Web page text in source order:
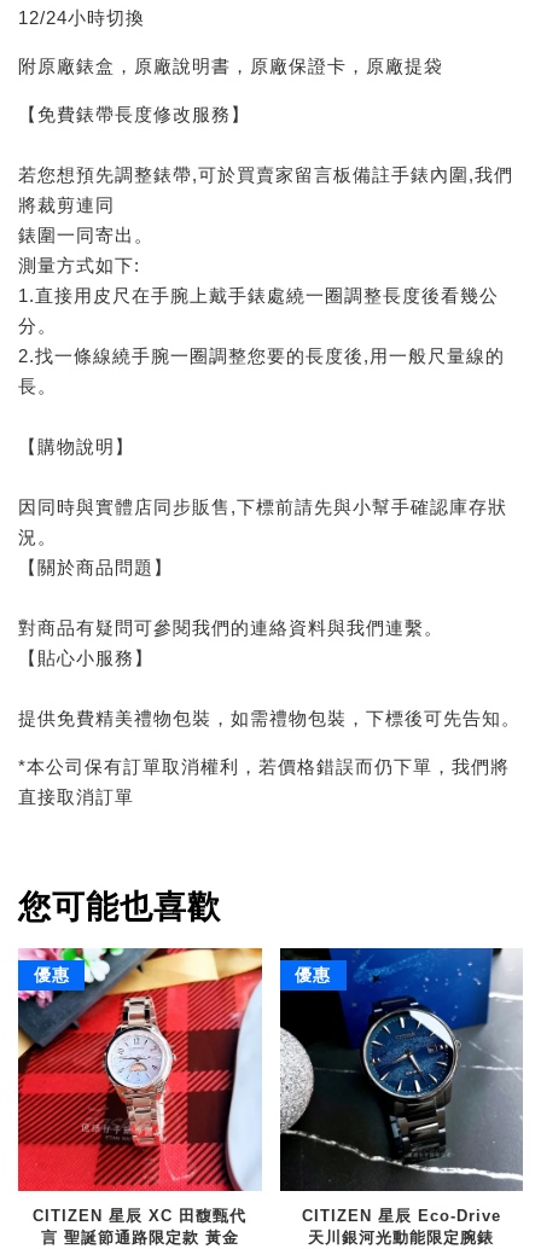
12/24小時切換
附原廠錶盒，原廠說明書，原廠保證卡，原廠提袋
【免費錶帶長度修改服務】
若您想預先調整錶帶,可於買賣家留言板備註手錶內圍,我們
將裁剪連同
錶圍一同寄出。
測量方式如下:
1.直接用皮尺在手腕上戴手錶處繞一圈調整長度後看幾公
分。
2.找一條線繞手腕一圈調整您要的長度後,用一般尺量線的
長。
【購物說明】
因同時與實體店同步販售,下標前請先與小幫手確認庫存狀
況。
【關於商品問題】
對商品有疑問可參閱我們的連絡資料與我們連繫。
【貼心小服務】
提供免費精美禮物包裝，如需禮物包裝，下標後可先告知。
*本公司保有訂單取消權利，若價格錯誤而仍下單，我們將
直接取消訂單
您可能也喜歡
優惠
CITIZEN 星辰 XC 田馥甄代
言 聖誕節通路限定款 黃金
優惠
CITIZEN 星辰 Eco-Drive
天川銀河光動能限定腕錶